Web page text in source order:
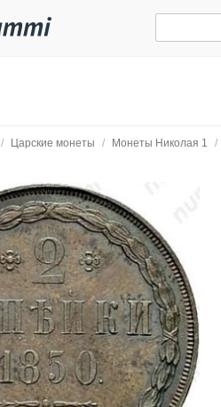
/ Царские монеты / Монеты Николая 1 /